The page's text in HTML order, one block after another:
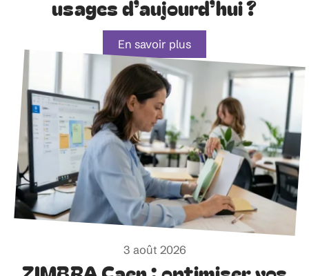
usages d’aujourd’hui ?
En savoir plus
3 août 2026